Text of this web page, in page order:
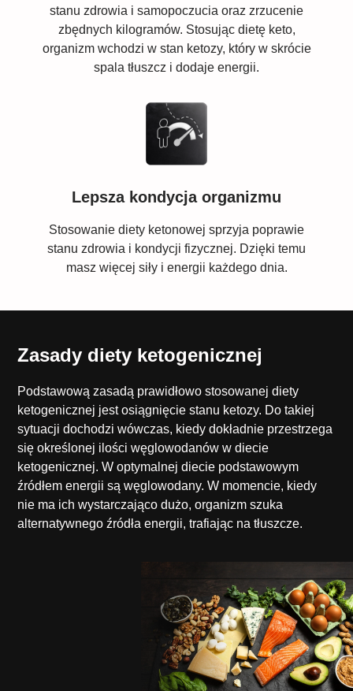
stanu zdrowia i samopoczucia oraz zrzucenie
zbędnych kilogramów. Stosując dietę keto,
organizm wchodzi w stan ketozy, który w skrócie
spala tłuszcz i dodaje energii.
Lepsza kondycja organizmu
Stosowanie diety ketonowej sprzyja poprawie
stanu zdrowia i kondycji fizycznej. Dzięki temu
masz więcej siły i energii każdego dnia.
Zasady diety ketogenicznej
Podstawową zasadą prawidłowo stosowanej diety
ketogenicznej jest osiągnięcie stanu ketozy. Do takiej
sytuacji dochodzi wówczas, kiedy dokładnie przestrzega
się określonej ilości węglowodanów w diecie
ketogenicznej. W optymalnej diecie podstawowym
źródłem energii są węglowodany. W momencie, kiedy
nie ma ich wystarczająco dużo, organizm szuka
alternatywnego źródła energii, trafiając na tłuszcze.